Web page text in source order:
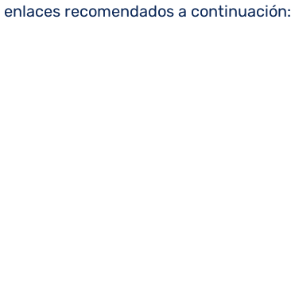
recomendados a continuación: